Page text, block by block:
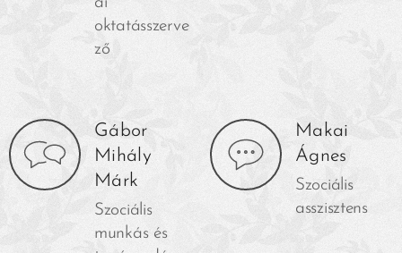
oktatásszerve
ző
Gábor
Mihály
Márk
Szociális
munkás és
Makai
Ágnes
Szociális
asszisztens